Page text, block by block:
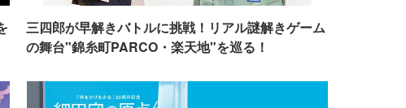
三四郎が早解きバトルに挑戦！リアル謎解きゲーム
の舞台"錦糸町PARCO・楽天地"を巡る！